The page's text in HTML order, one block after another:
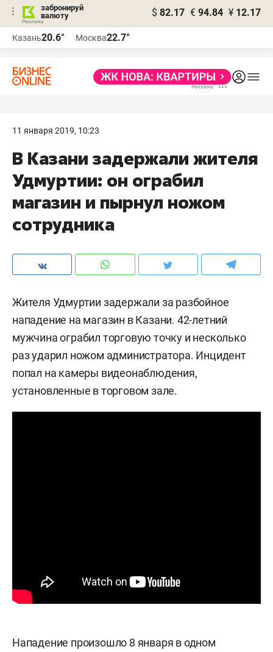
забронируй
валюту
$ 82.17 € 94.84 ¥ 12.17
Казань20.6° Москва22.7°
11 января 2019, 10:23
В Казани задержали жителя
Удмуртии: он ограбил
магазин и пырнул ножом
сотрудника
Жителя Удмуртии задержали за разбойное
нападение на магазин в Казани. 42-летний
мужчина ограбил торговую точку и несколько
раз ударил ножом администратора. Инцидент
попал на камеры видеонаблюдения,
установленные в торговом зале.
Нападение произошло 8 января в одном